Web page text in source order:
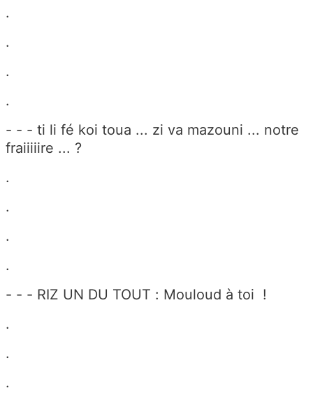
.
.
.
.
- - - ti li fé koi toua ... zi va mazouni ... notre
fraiiiiire ... ?
.
.
.
.
- - - RIZ UN DU TOUT : Mouloud à toi !
.
.
.